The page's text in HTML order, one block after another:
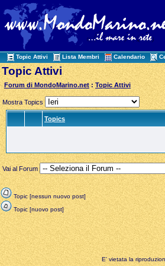
Topic Attivi Lista Membri Calendario
Topic Attivi
Forum di MondoMarino.net :Topic Attivi
Mostra Topics
Topics
Vai al Forum
Topic [nessun nuovo post]
Topic [nuovo post]
E' vietata la